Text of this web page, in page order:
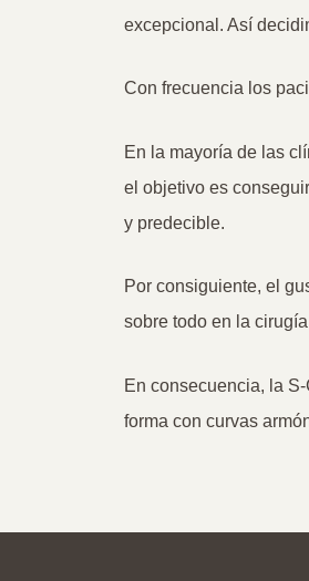
excepcional. Así
Con frecuencia los
En la mayoría de las
el objetivo es
y predecible.
Por consiguiente, el
sobre todo en la
En consecuencia, la
forma con curvas